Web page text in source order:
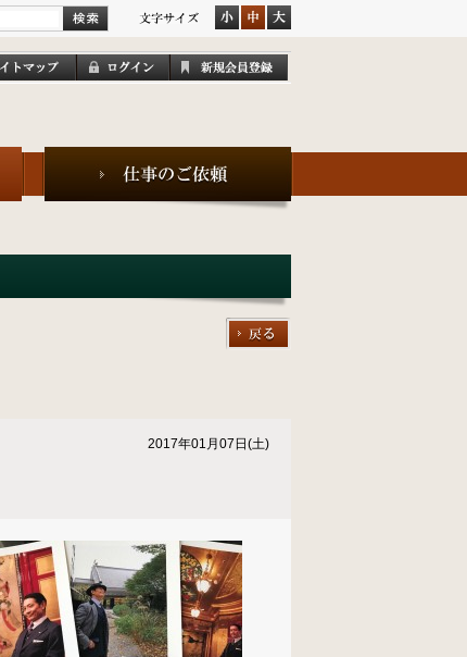
2017年01月07日(土)